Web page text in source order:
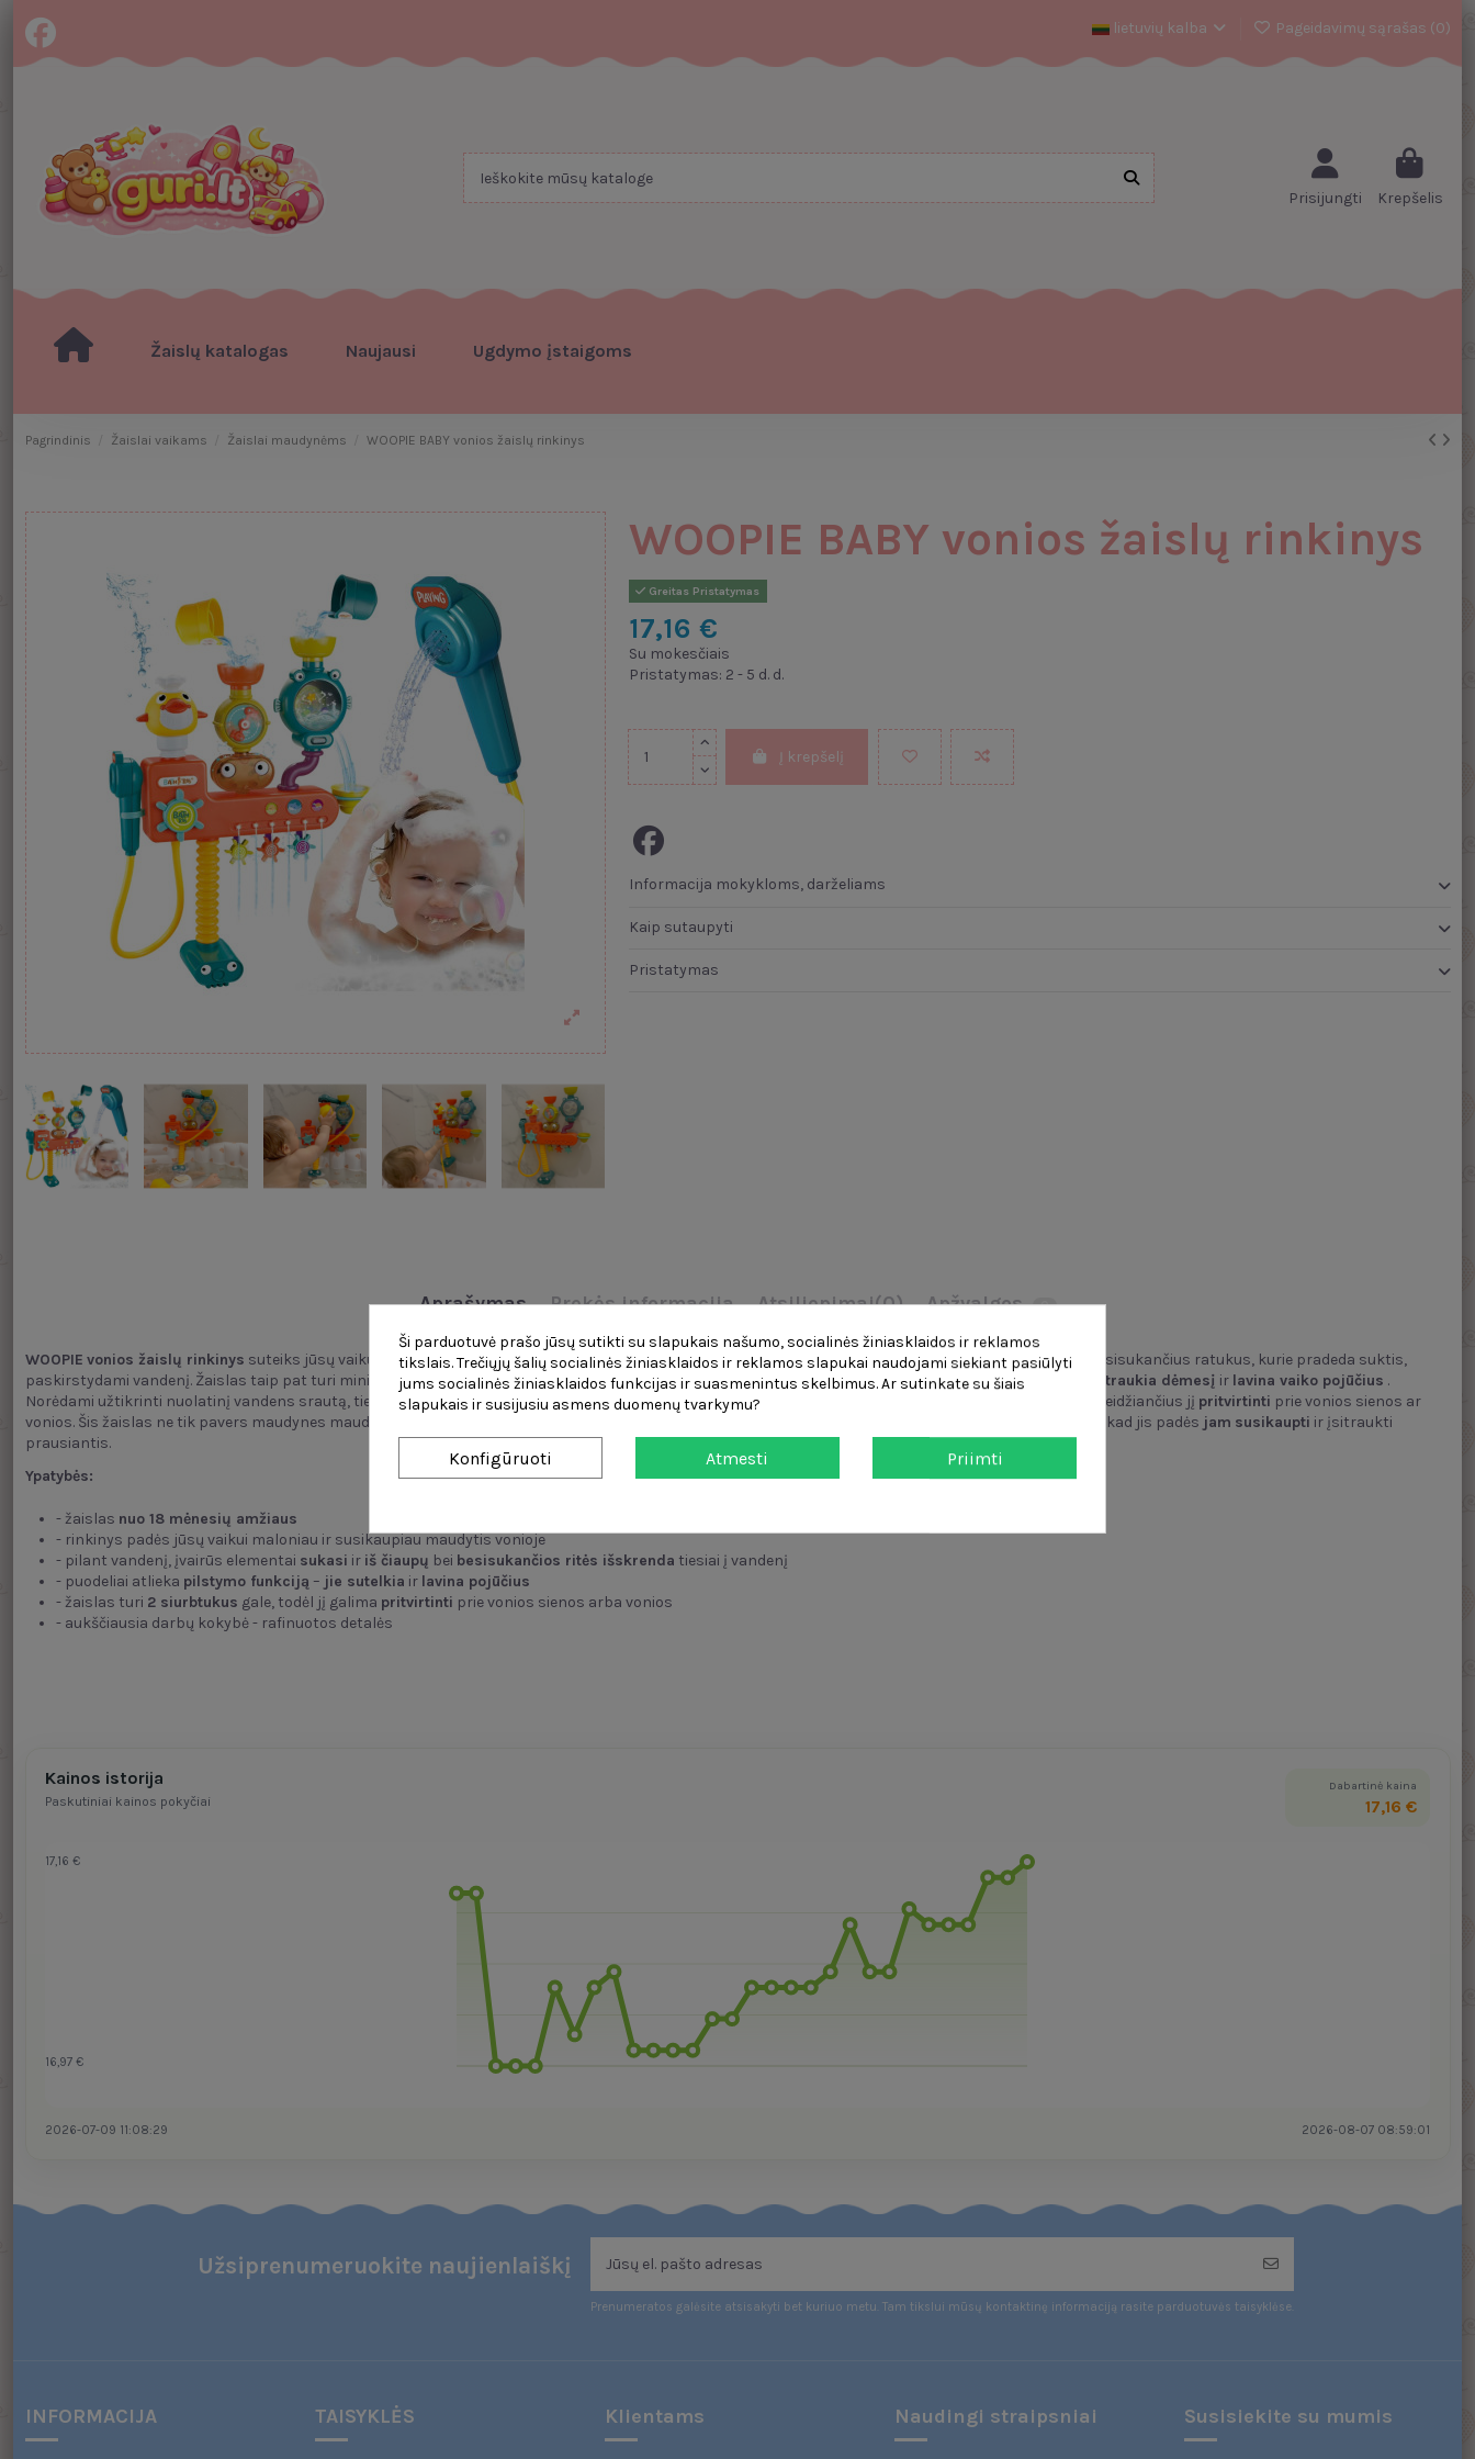
lietuvių kalba Pageidavimų sąrašas (0)
Prisijungti Krepšelis
Žaislų katalogas Naujausi Ugdymo įstaigoms
Pagrindinis Žaislai vaikams Žaislai maudynėms WOOPIE BABY vonios žaislų rinkinys
WOOPIE BABY vonios žaislų rinkinys
Greitas Pristatymas
17,16 €
Su mokesčiais
Pristatymas: 2 - 5 d. d.
Į krepšelį
Informacija mokykloms, darželiams
Kaip sutaupyti
Pristatymas
Aprašymas Prekės informacija Atsiliepimai(0) Apžvalgos 0
WOOPIE vonios žaislų rinkinys suteiks jūsų vaikui smagių maudynių akimirkų. Vaikai naudoja puodelius, kad piltų vandenį į piltuvėlius, kurie aktyvuoja besisukančius ratukus, kurie pradeda suktis,
paskirstydami vandenį. Žaislas taip pat turi mini dušo galvutę, kurią vaikas gali aktyvuoti paspausdamas antį. Puodelis turi perpildymo funkciją patraukia dėmesį ir lavina vaiko pojūčius .
Norėdami užtikrinti nuolatinį vandens srautą, tiesiog panardinkite apatinę žaislo žarnelę į vonią. Papildomas privalumas yra tai, kad jis turi
, leidžiančius jį pritvirtinti prie vonios sienos ar
vonios. Šis žaislas ne tik pavers maudynes maudynėmis malonesnėmis, bet ir
. Svarbiausia, kad jis padės jam susikaupti ir įsitraukti
prausiantis.
Ypatybės:
- žaislas nuo 18 mėnesių amžiaus
- rinkinys padės jūsų vaikui maloniau ir susikaupiau maudytis vonioje
- pilant vandenį, įvairūs elementai sukasi ir iš čiaupų bei besisukančios ritės išskrenda tiesiai į vandenį
- puodeliai atlieka pilstymo funkciją – jie sutelkia ir lavina pojūčius
- žaislas turi 2 siurbtukus gale, todėl jį galima pritvirtinti prie vonios sienos arba vonios
- aukščiausia darbų kokybė - rafinuotos detalės
Kainos istorija
Paskutiniai kainos pokyčiai
Dabartinė kaina
17,16 €
17,16 €
16,97 €
2026-07-09 11:08:29 2026-08-07 08:59:01
Užsiprenumeruokite naujienlaiškį
Prenumeratos galėsite atsisakyti bet kuriuo metu. Tam tikslui mūsų kontaktinę informaciją rasite parduotuvės taisyklėse.
INFORMACIJA TAISYKLĖS Klientams Naudingi straipsniai Susisiekite su mumis
Ši parduotuvė prašo jūsų sutikti su slapukais našumo, socialinės žiniasklaidos ir reklamos
tikslais. Trečiųjų šalių socialinės žiniasklaidos ir reklamos slapukai naudojami siekiant pasiūlyti
jums socialinės žiniasklaidos funkcijas ir suasmenintus skelbimus. Ar sutinkate su šiais
slapukais ir susijusiu asmens duomenų tvarkymu?
Konfigūruoti Atmesti Priimti